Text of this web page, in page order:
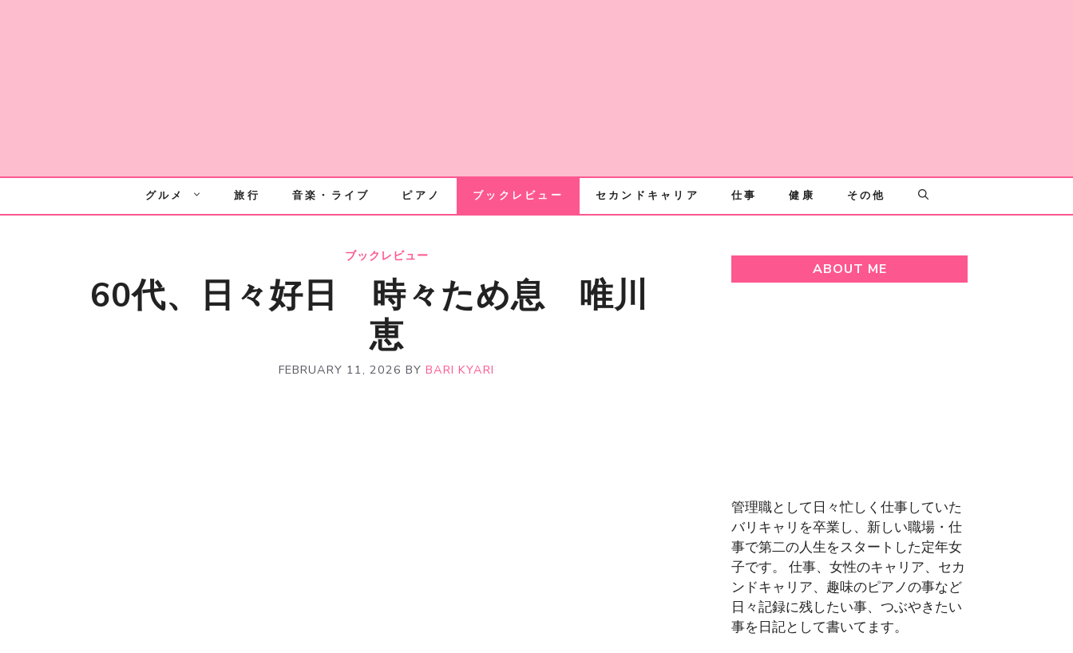
グルメ 旅行 音楽・ライブ ピアノ ブックレビュー セカンドキャリア 仕事 健康 その他
ブックレビュー
60代、日々好日 時々ため息 唯川
恵
FEBRUARY 11, 2026 BY BARI KYARI
ABOUT ME
管理職として日々忙しく仕事していた
バリキャリを卒業し、新しい職場・仕
事で第二の人生をスタートした定年女
子です。 仕事、女性のキャリア、セカ
ンドキャリア、趣味のピアノの事など
日々記録に残したい事、つぶやきたい
事を日記として書いてます。